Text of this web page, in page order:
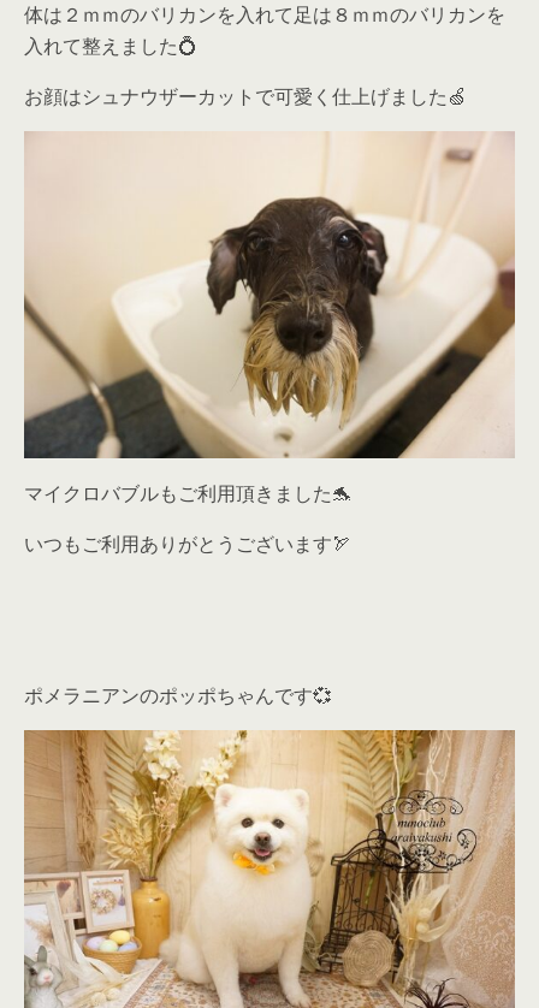
体は２ｍｍのバリカンを入れて足は８ｍｍのバリカンを
入れて整えました💍
お顔はシュナウザーカットで可愛く仕上げました🍏
マイクロバブルもご利用頂きました🐬
いつもご利用ありがとうございます🏹
ポメラニアンのポッポちゃんです💞